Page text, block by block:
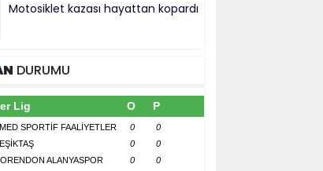
Motosiklet kazası hayattan kopardı
DURUMU
Lig O P
SPORTİF FAALİYETLER 0
0
0
0
ALANYASPOR 0
0